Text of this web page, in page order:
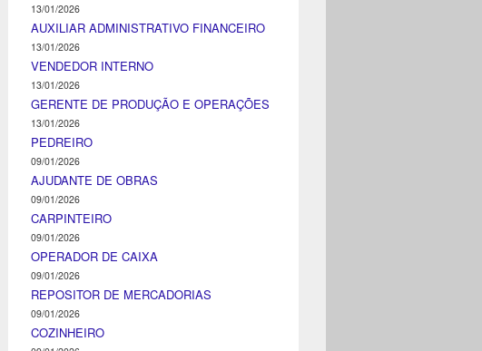
13/01/2026
AUXILIAR ADMINISTRATIVO FINANCEIRO
13/01/2026
VENDEDOR INTERNO
13/01/2026
GERENTE DE PRODUÇÃO E OPERAÇÕES
13/01/2026
PEDREIRO
09/01/2026
AJUDANTE DE OBRAS
09/01/2026
CARPINTEIRO
09/01/2026
OPERADOR DE CAIXA
09/01/2026
REPOSITOR DE MERCADORIAS
09/01/2026
COZINHEIRO